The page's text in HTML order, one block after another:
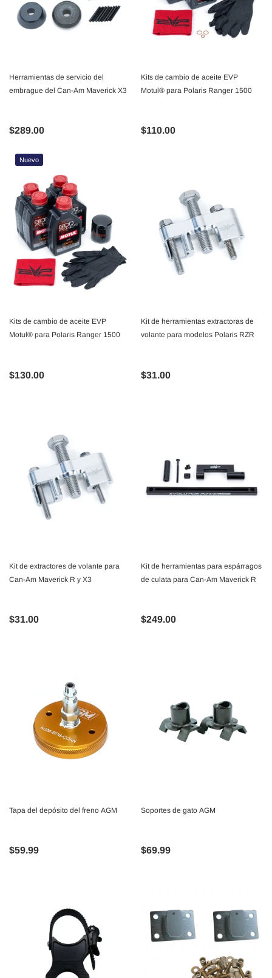
Herramientas de servicio del
embrague del Can-Am Maverick X3
$289.00
Kits de cambio de aceite EVP
Motul® para Polaris Ranger 1500
$110.00
Nuevo
Kits de cambio de aceite EVP
Motul® para Polaris Ranger 1500
$130.00
Kit de herramientas extractoras de
volante para modelos Polaris RZR
$31.00
Kit de extractores de volante para
Can-Am Maverick R y X3
$31.00
Kit de herramientas para espárragos
de culata para Can-Am Maverick R
$249.00
Tapa del depósito del freno AGM
$59.99
Soportes de gato AGM
$69.99